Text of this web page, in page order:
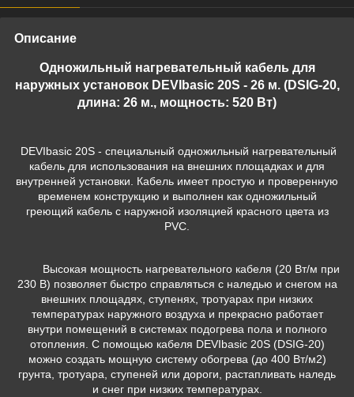
Описание
Одножильный нагревательный кабель для
наружных установок DEVIbasic 20S - 26 м. (DSIG-20,
длина: 26 м., мощность: 520 Вт)
DEVIbasic 20S - специальный одножильный нагревательный
кабель для использования на внешних площадках и для
внутренней установки. Кабель имеет простую и проверенную
временем конструкцию и выполнен как одножильный
греющий кабель с наружной изоляцией красного цвета из
PVC.
Высокая мощность нагревательного кабеля (20 Вт/м при
230 В) позволяет быстро справляться с наледью и снегом на
внешних площадях, ступенях, тротуарах при низких
температурах наружного воздуха и прекрасно работает
внутри помещений в системах подогрева пола и полного
отопления. С помощью кабеля DEVIbasic 20S (DSIG-20)
можно создать мощную систему обогрева (до 400 Вт/м2)
грунта, тротуара, ступеней или дороги, растапливать наледь
и снег при низких температурах.